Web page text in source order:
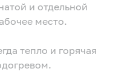
и отдельной
место.
тепло и горячая